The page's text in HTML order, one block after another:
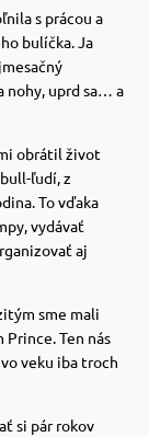
s prácou a
bulíčka.Ja
nohy, uprd sa… a
obrátil život
ľudí, z
To vďaka
vydávať
aj
sme mali
Ten nás
veku iba troch
si pár rokov